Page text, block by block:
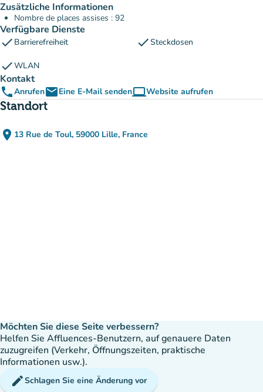
Zusätzliche Informationen
Nombre de places assises : 92
Verfügbare Dienste
check Barrierefreiheit checkSteckdosen
checkWLAN
Kontakt
phoneAnrufenemailEine E-Mail sendencomputerWebsite aufrufen
(new tab)
Standort
place 13 Rue de Toul, 59000 Lille, France
(in Google Maps öffnen)
(new tab)
Möchten Sie diese Seite verbessern?
Helfen Sie Affluences-Benutzern, auf genauere Daten
zuzugreifen (Verkehr, Öffnungszeiten, praktische
Informationen usw.).
editSchlagen Sie eine Änderung vor